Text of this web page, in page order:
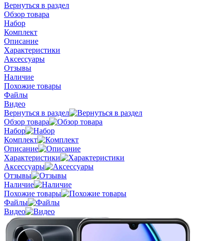
Вернуться в раздел
Обзор товара
Набор
Комплект
Описание
Характеристики
Аксессуары
Отзывы
Наличие
Похожие товары
Файлы
Видео
Вернуться в раздел
Обзор товара
Набор
Комплект
Описание
Характеристики
Аксессуары
Отзывы
Наличие
Похожие товары
Файлы
Видео